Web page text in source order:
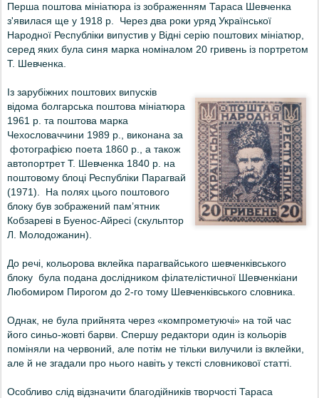
Перша поштова мініатюра із зображенням Тараса Шевченка
з'явилася ще у 1918 р. Через два роки уряд Української
Народної Республіки випустив у Відні серію поштових мініатюр,
серед яких була синя марка номіналом 20 гривень із портретом
Т. Шевченка.
Із зарубіжних поштових випусків
відома болгарська поштова мініатюра
1961 р. та поштова марка
Чехословаччини 1989 р., виконана за
фотографією поета 1860 р., а також
автопортрет Т. Шевченка 1840 р. на
поштовому блоці Республіки Парагвай
(1971). На полях цього поштового
блоку був зображений пам’ятник
Кобзареві в Буенос-Айресі (скульптор
Л. Молодожанин).
До речі, кольорова вклейка парагвайського шевченківського
блоку була подана дослідником філателістичної Шевченкіани
Любомиром Пирогом до 2-го тому Шевченківського словника.
Однак, не була прийнята через «компрометуючі» на той час
його синьо-жовті барви. Спершу редактори один із кольорів
поміняли на червоний, але потім не тільки вилучили із вклейки,
але й не згадали про нього навіть у тексті словникової статті.
Особливо слід відзначити благодійників творчості Тараса